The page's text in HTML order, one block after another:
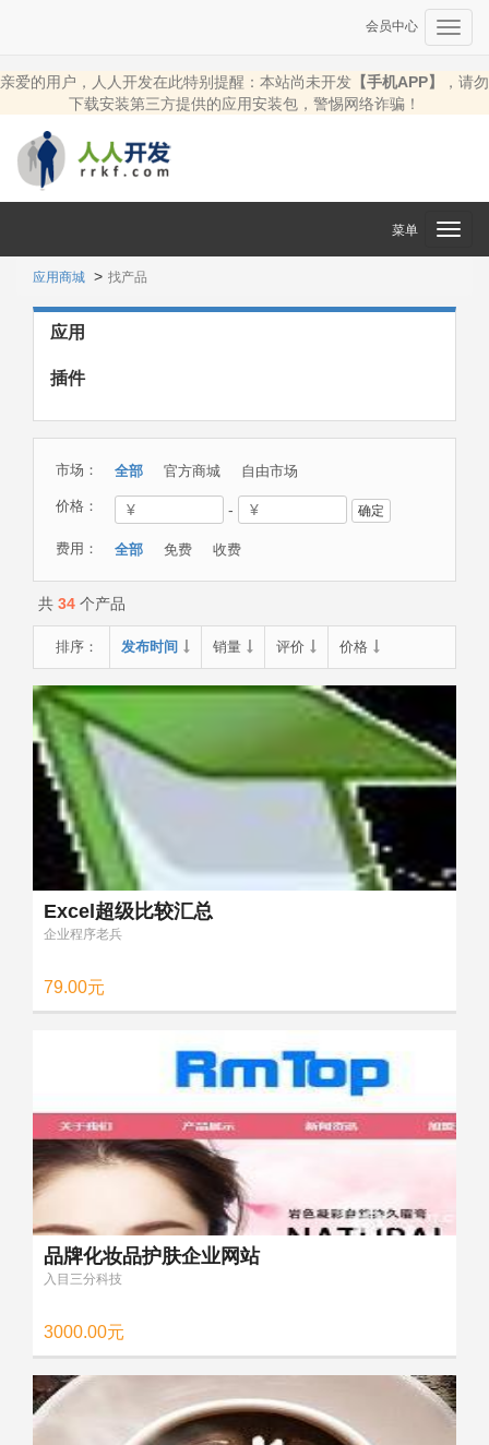
会员中心
亲爱的用户，人人开发在此特别提醒：本站尚未开发 【手机APP】
，请勿
下载安装第三方提供的应用安装包，警惕网络诈骗！
菜单
应用商城 找产品
应用
插件
市场： 全部 官方商城 自由市场
价格： - 确定
费用： 全部 免费 收费
共 34 个产品
排序： 发布时间 销量 评价 价格
Excel超级比较汇总
企业程序老兵
79.00元
品牌化妆品护肤企业网站
入目三分科技
3000.00元